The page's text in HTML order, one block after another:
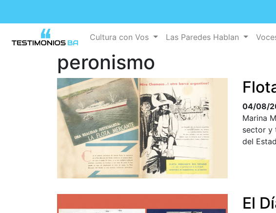
Cultura con Vos Las Paredes Hablan
peronismo
04/08/
Marina
sector y
del
El